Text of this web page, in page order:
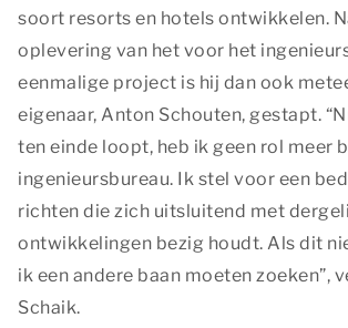
soort resorts en hotels ontwikkelen.
oplevering van het voor het
eenmalige project is hij dan ook
eigenaar, Anton Schouten, gestapt.
ten einde loopt, heb ik geen rol meer
ingenieursbureau. Ik stel voor een
richten die zich uitsluitend met
ontwikkelingen bezig houdt. Als dit
ik een andere baan moeten zoeken”,
Schaik.